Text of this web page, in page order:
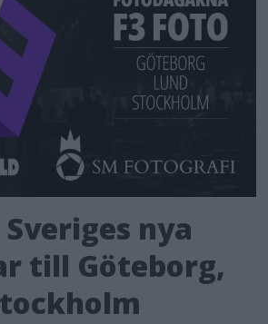
Sveriges nya
till Göteborg,